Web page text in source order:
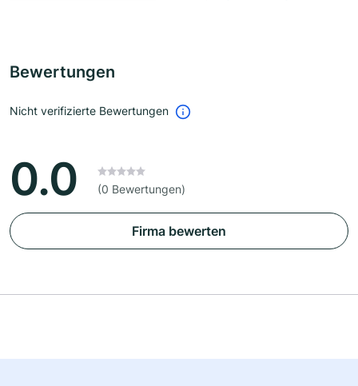
Bewertungen
Nicht verifizierte Bewertungen
0.0 (0 Bewertungen)
Firma bewerten